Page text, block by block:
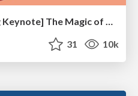
[RailsConf 2023 Opening Keynote] The Magic of Rails
31 10k